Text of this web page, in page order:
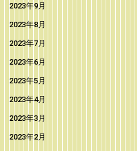
2023年9月
2023年8月
2023年7月
2023年6月
2023年5月
2023年4月
2023年3月
2023年2月